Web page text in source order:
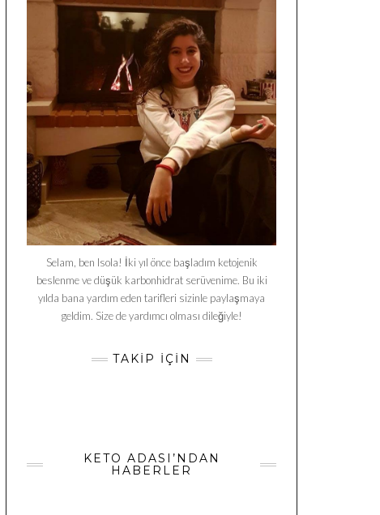
Selam, ben Isola! İki yıl önce başladım ketojenik
beslenme ve düşük karbonhidrat serüvenime. Bu iki
yılda bana yardım eden tarifleri sizinle paylaşmaya
geldim. Size de yardımcı olması dileğiyle!
TAKIP İÇIN
KETO ADASI’NDAN
HABERLER